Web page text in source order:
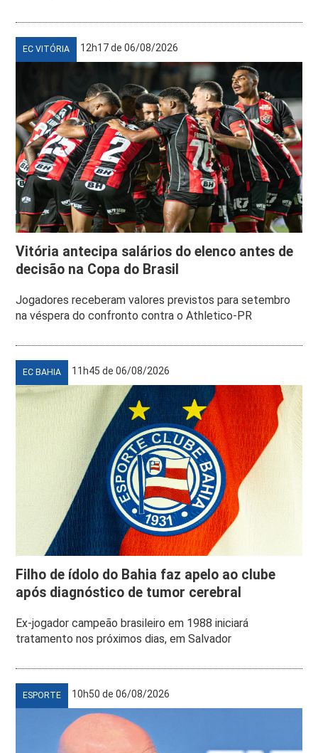
EC VITÓRIA 12h17 de 06/08/2026
Vitória antecipa salários do elenco antes de
decisão na Copa do Brasil
Jogadores receberam valores previstos para setembro
na véspera do confronto contra o Athletico-PR
EC BAHIA 11h45 de 06/08/2026
Filho de ídolo do Bahia faz apelo ao clube
após diagnóstico de tumor cerebral
Ex-jogador campeão brasileiro em 1988 iniciará
tratamento nos próximos dias, em Salvador
ESPORTE 10h50 de 06/08/2026